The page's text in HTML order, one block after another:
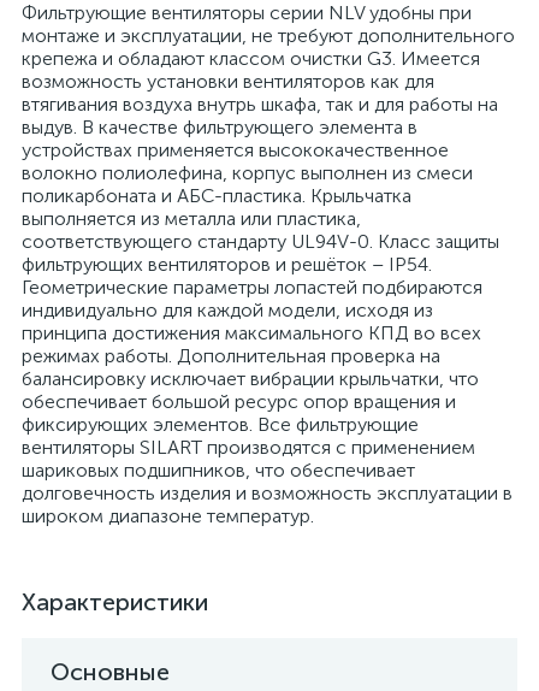
Фильтрующие вентиляторы серии NLV удобны при
монтаже и эксплуатации, не требуют дополнительного
крепежа и обладают классом очистки G3. Имеется
возможность установки вентиляторов как для
втягивания воздуха внутрь шкафа, так и для работы на
выдув. В качестве фильтрующего элемента в
устройствах применяется высококачественное
волокно полиолефина, корпус выполнен из смеси
поликарбоната и АБС-пластика. Крыльчатка
выполняется из металла или пластика,
соответствующего стандарту UL94V-0. Класс защиты
фильтрующих вентиляторов и решёток – IP54.
Геометрические параметры лопастей подбираются
индивидуально для каждой модели, исходя из
принципа достижения максимального КПД во всех
режимах работы. Дополнительная проверка на
балансировку исключает вибрации крыльчатки, что
обеспечивает большой ресурс опор вращения и
фиксирующих элементов. Все фильтрующие
вентиляторы SILART производятся с применением
шариковых подшипников, что обеспечивает
долговечность изделия и возможность эксплуатации в
широком диапазоне температур.
Характеристики
Основные